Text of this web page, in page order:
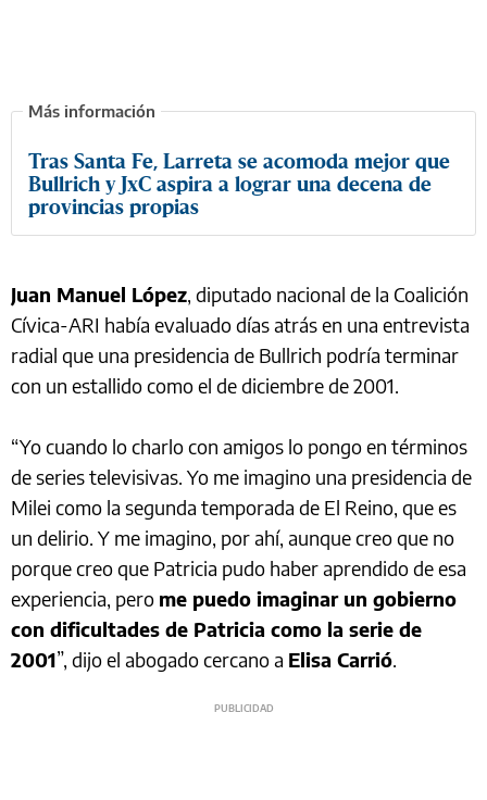
Tras Santa Fe, Larreta se acomoda mejor que
Bullrich y JxC aspira a lograr una decena de
provincias propias
Juan Manuel López, diputado nacional de la Coalición
Cívica-ARI había evaluado días atrás en una entrevista
radial que una presidencia de Bullrich podría terminar
con un estallido como el de diciembre de 2001.
“Yo cuando lo charlo con amigos lo pongo en términos
de series televisivas. Yo me imagino una presidencia de
Milei como la segunda temporada de El Reino, que es
un delirio. Y me imagino, por ahí, aunque creo que no
porque creo que Patricia pudo haber aprendido de esa
experiencia, pero me puedo imaginar un gobierno
con dificultades de Patricia como la serie de
2001”, dijo el abogado cercano a Elisa Carrió.